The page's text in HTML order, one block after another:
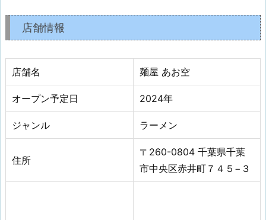
店舗情報
店舗名 麺屋 あお空
オープン予定日 2024年
ジャンル ラーメン
住所
〒260-0804 千葉県千葉
市中央区赤井町７４５−３